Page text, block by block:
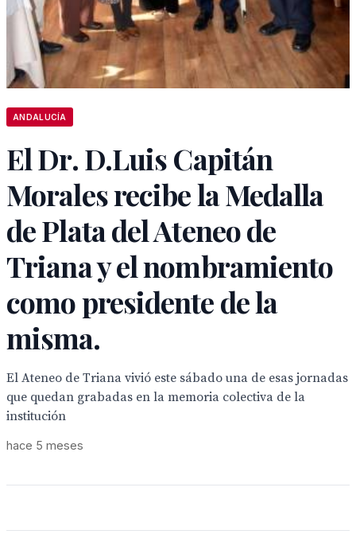
ANDALUCÍA
El Dr. D.Luis Capitán
Morales recibe la Medalla
de Plata del Ateneo de
Triana y el nombramiento
como presidente de la
misma.
El Ateneo de Triana vivió este sábado una de esas jornadas
que quedan grabadas en la memoria colectiva de la
institución
hace 5 meses